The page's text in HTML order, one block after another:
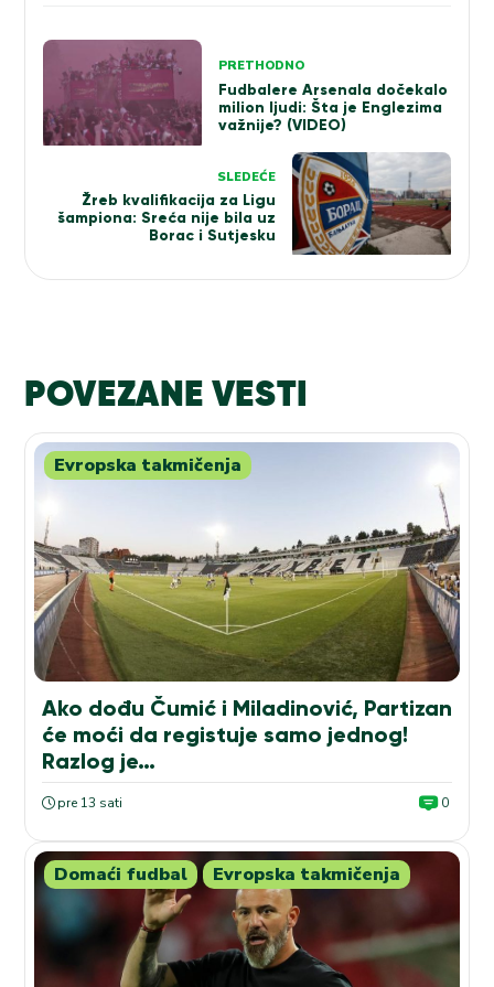
Kretanje
članka
PRETHODNO
Fudbalere Arsenala dočekalo
milion ljudi: Šta je Englezima
važnije? (VIDEO)
SLEDEĆE
Žreb kvalifikacija za Ligu
šampiona: Sreća nije bila uz
Borac i Sutjesku
POVEZANE VESTI
Evropska takmičenja
Ako dođu Čumić i Miladinović, Partizan
će moći da registuje samo jednog!
Razlog je…
pre 13 sati 0
Domaći fudbal Evropska takmičenja